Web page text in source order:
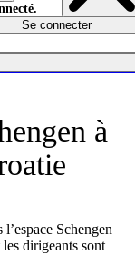
Se connecter
à
Schengen
dirigeants sont